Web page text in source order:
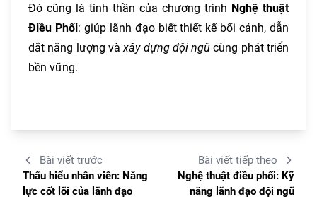
Đó cũng là tinh thần của chương trình Nghệ thuật
Điều Phối: giúp lãnh đạo biết thiết kế bối cảnh, dẫn
dắt năng lượng vàxây dựng đội ngũcùng phát triển
bền vững.
Bài viết trước
Thấu hiểu nhân viên: Năng
lực cốt lõi của lãnh đạo
Bài viết tiếp theo
Nghệ thuật điều phối: Kỹ
năng lãnh đạo đội ngũ